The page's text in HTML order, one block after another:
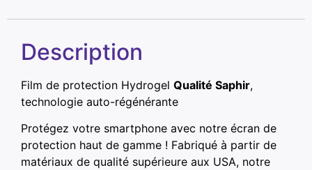
Description
Film de protection Hydrogel Qualité Saphir,
technologie auto-régénérante
Protégez votre smartphone avec notre écran de
protection haut de gamme ! Fabriqué à partir de
matériaux de qualité supérieure aux USA, notre